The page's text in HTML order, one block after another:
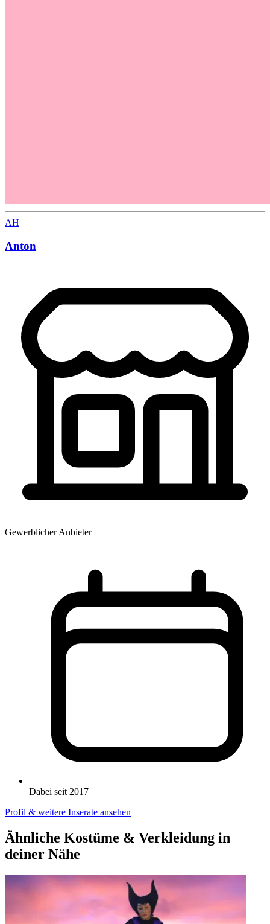
AH
Anton
Gewerblicher Anbieter
Dabei seit 2017
Profil & weitere Inserate ansehen
Ähnliche Kostüme & Verkleidung in
deiner Nähe